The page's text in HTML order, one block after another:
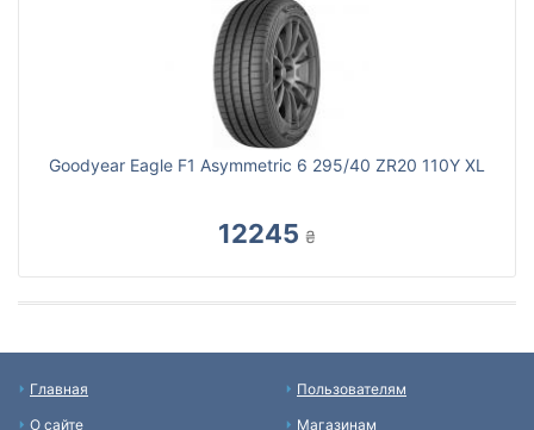
Goodyear Eagle F1 Asymmetric 6 295/40 ZR20 110Y XL
12245 ₴
Главная
О сайте
Пользователям
Магазинам